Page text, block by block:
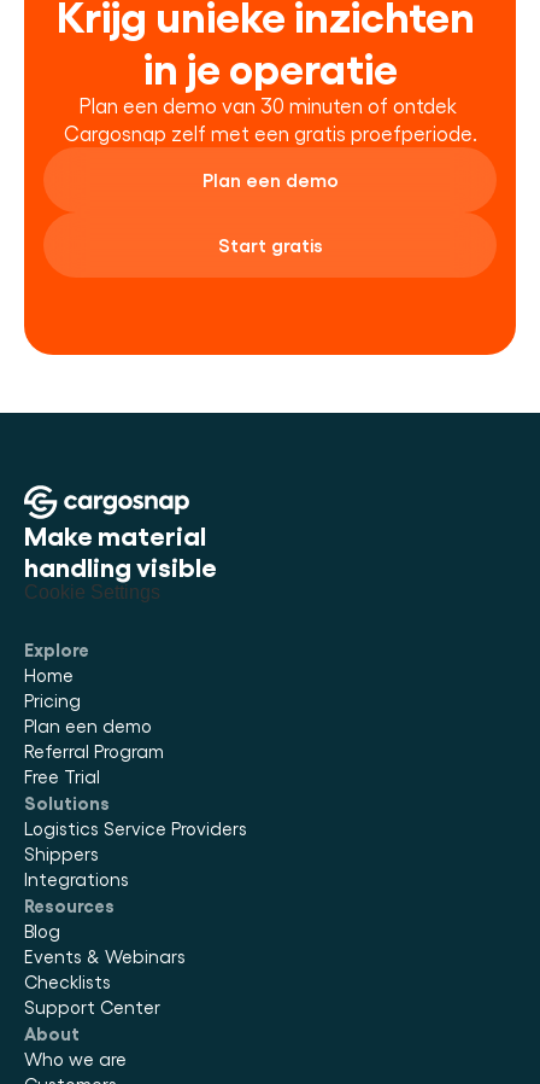
Krijg unieke inzichten
in je operatie
Plan een demo van 30 minuten of ontdek
Cargosnap zelf met een gratis proefperiode.
Plan een demo
Start gratis
Make material
handling visible
Cookie Settings
Explore
Home
Pricing
Plan een demo
Referral Program
Free Trial
Solutions
Logistics Service Providers
Shippers
Integrations
Resources
Blog
Events & Webinars
Checklists
Support Center
About
Who we are